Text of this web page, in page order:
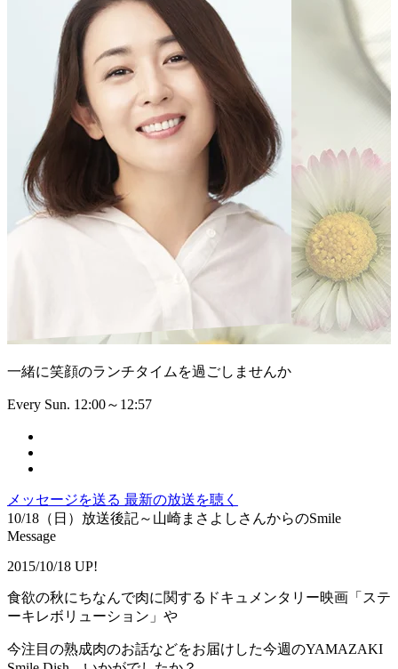
一緒に笑顔のランチタイムを過ごしませんか
Every Sun. 12:00～12:57
メッセージを送る 最新の放送を聴く
10/18（日）放送後記～山崎まさよしさんからのSmile
Message
2015/10/18 UP!
食欲の秋にちなんで肉に関するドキュメンタリー映画「ステ
ーキレボリューション」や
今注目の熟成肉のお話などをお届けした今週のYAMAZAKI